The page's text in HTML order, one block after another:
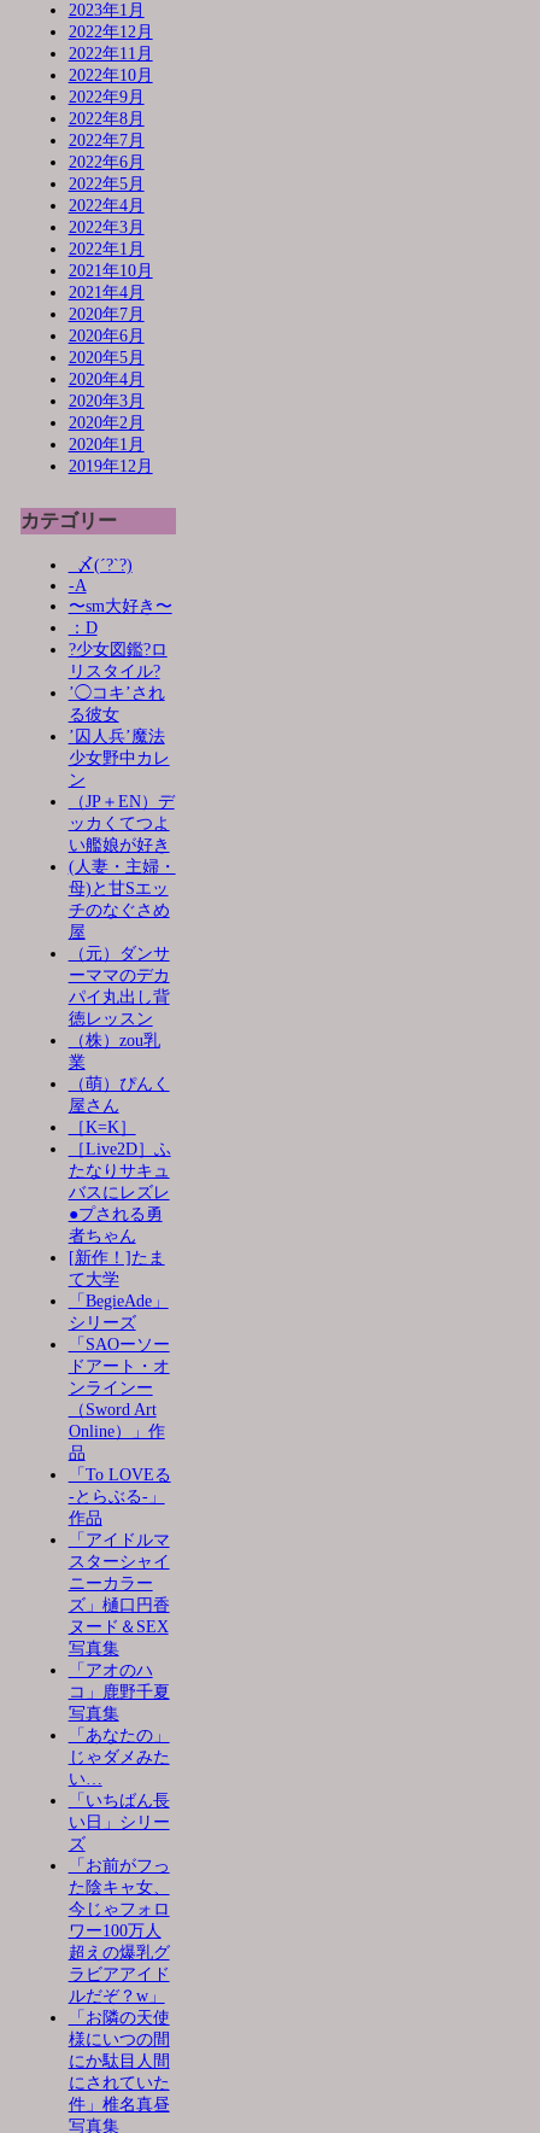
2023年1月
2022年12月
2022年11月
2022年10月
2022年9月
2022年8月
2022年7月
2022年6月
2022年5月
2022年4月
2022年3月
2022年1月
2021年10月
2021年4月
2020年7月
2020年6月
2020年5月
2020年4月
2020年3月
2020年2月
2020年1月
2019年12月
カテゴリー
_〆(´?`?)
-A
〜sm大好き〜
：D
?少女図鑑?ロ
リスタイル?
’◯コキ’され
る彼女
’囚人兵’魔法
少女野中カレ
ン
（JP＋EN）デ
ッカくてつよ
い艦娘が好き
(人妻・主婦・
母)と甘Sエッ
チのなぐさめ
屋
（元）ダンサ
ーママのデカ
パイ丸出し背
徳レッスン
（株）zou乳
業
（萌）ぴんく
屋さん
［K=K］
［Live2D］ふ
たなりサキュ
バスにレズレ
●プされる勇
者ちゃん
[新作！]たま
て大学
「BegieAde」
シリーズ
「SAOーソー
ドアート・オ
ンラインー
（Sword Art
Online）」作
品
「To LOVEる
-とらぶる-」
作品
「アイドルマ
スターシャイ
ニーカラー
ズ」樋口円香
ヌード＆SEX
写真集
「アオのハ
コ」鹿野千夏
写真集
「あなたの」
じゃダメみた
い…
「いちばん長
い日」シリー
ズ
「お前がフっ
た陰キャ女、
今じゃフォロ
ワー100万人
超えの爆乳グ
ラビアアイド
ルだぞ？w」
「お隣の天使
様にいつの間
にか駄目人間
にされていた
件」椎名真昼
写真集